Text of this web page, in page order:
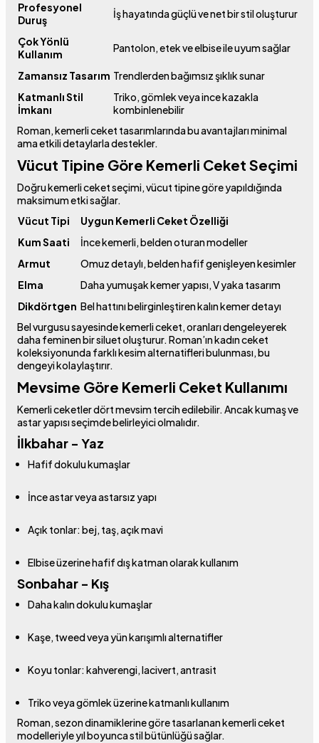
Profesyonel
Duruş
İş hayatında güçlü ve net bir stil oluşturur
Çok Yönlü
Kullanım
Pantolon, etek ve elbise ile uyum sağlar
Zamansız Tasarım Trendlerden bağımsız şıklık sunar
Katmanlı Stil
İmkanı
Triko, gömlek veya ince kazakla
kombinlenebilir
Roman, kemerli ceket tasarımlarında bu avantajları minimal
ama etkili detaylarla destekler.
Vücut Tipine Göre Kemerli Ceket Seçimi
Doğru kemerli ceket seçimi, vücut tipine göre yapıldığında
maksimum etki sağlar.
Vücut Tipi
Uygun Kemerli Ceket Özelliği
Kum Saati
İnce kemerli, belden oturan modeller
Armut
Omuz detaylı, belden hafif genişleyen kesimler
Elma
Daha yumuşak kemer yapısı, V yaka tasarım
Dikdörtgen Bel hattını belirginleştiren kalın kemer detayı
Bel vurgusu sayesinde kemerli ceket, oranları dengeleyerek
daha feminen bir siluet oluşturur. Roman’ın kadın ceket
koleksiyonunda farklı kesim alternatifleri bulunması, bu
dengeyi kolaylaştırır.
Mevsime Göre Kemerli Ceket Kullanımı
Kemerli ceketler dört mevsim tercih edilebilir. Ancak kumaş ve
astar yapısı seçimde belirleyici olmalıdır.
İlkbahar - Yaz
Hafif dokulu kumaşlar
İnce astar veya astarsız yapı
Açık tonlar: bej, taş, açık mavi
Elbise üzerine hafif dış katman olarak kullanım
Sonbahar - Kış
Daha kalın dokulu kumaşlar
Kaşe, tweed veya yün karışımlı alternatifler
Koyu tonlar: kahverengi, lacivert, antrasit
Triko veya gömlek üzerine katmanlı kullanım
Roman, sezon dinamiklerine göre tasarlanan kemerli ceket
modelleriyle yıl boyunca stil bütünlüğü sağlar.